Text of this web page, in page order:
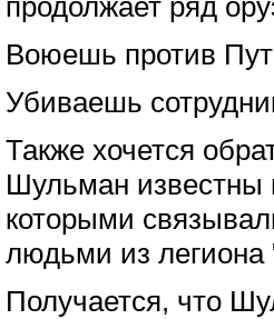
продолжает ряд
Воюешь против
Убиваешь
Также хочется
Шульман известны
которыми
людьми из
Получается, что